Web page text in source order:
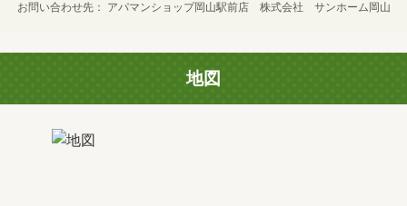
お問い合わせ先 アパマンショップ岡山駅前店 株式会社 サンホーム岡山
地図